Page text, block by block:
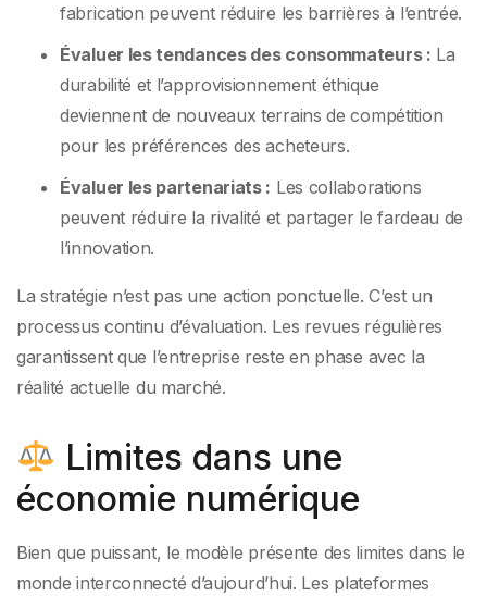
fabrication peuvent réduire les barrières à l’entrée.
Évaluer les tendances des consommateurs : La
durabilité et l’approvisionnement éthique
deviennent de nouveaux terrains de compétition
pour les préférences des acheteurs.
Évaluer les partenariats : Les collaborations
peuvent réduire la rivalité et partager le fardeau de
l’innovation.
La stratégie n’est pas une action ponctuelle. C’est un
processus continu d’évaluation. Les revues régulières
garantissent que l’entreprise reste en phase avec la
réalité actuelle du marché.
Limites dans une
économie numérique
Bien que puissant, le modèle présente des limites dans le
monde interconnecté d’aujourd’hui. Les plateformes